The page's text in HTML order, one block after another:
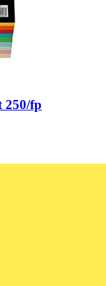
250/fp